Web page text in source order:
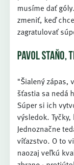
musíme dať
zmeniť, keď
zagratulovať
PAVOL STAŇO,
"Šialený zápas,
šťastia sa nedá
Súper si ich
výsledok.
Jednoznačne
víťazstvo. O to
naozaj veľkú